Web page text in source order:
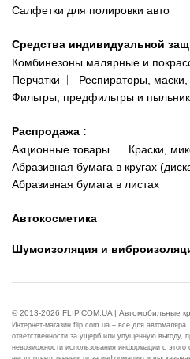
Салфетки для полировки авто
Средства индивидуальной
Комбинезоны малярные и
Перчатки
Респираторы, маски,
Фильтры, предфильтры и
Распродажа :
Акционные товары
Краски,
Абразивная бумага в кругах
Абразивная бумага в листах
Автокосметика
Шумоизоляция и
© 2013-2026 FLIP.COM.UA | Автомобильные
Интернет-магазин flip.com.ua – все для
ответственности за ущерб или упущенную выгоду,
невозможности использования информации с